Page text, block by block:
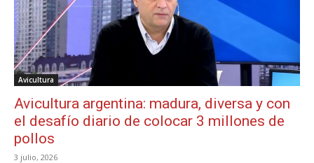
Avicultura
Avicultura argentina: madura, diversa y con
el desafío diario de colocar 3 millones de
pollos
3 julio, 2026